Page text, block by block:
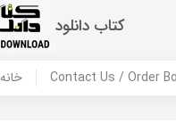
کتاب دانلود
HOME خانه